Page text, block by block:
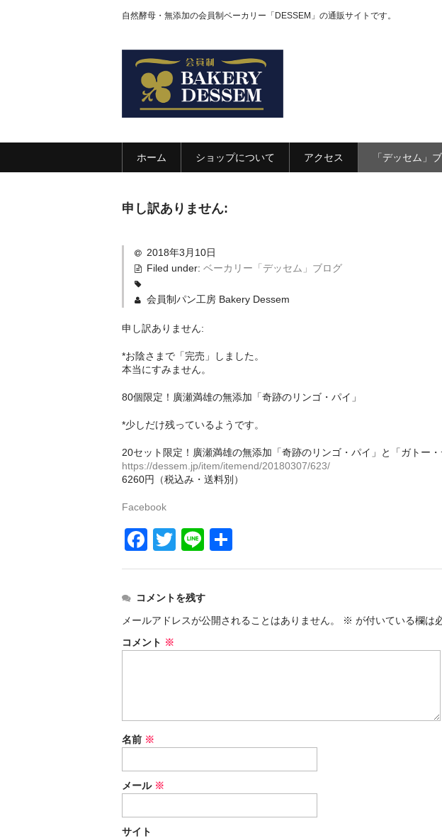
自然酵母・無添加の会員制ベーカリー「DESSEM」の通販サイトです。
ホーム ショップについて アクセス 「デッセム」
申し訳ありません:
2018年3月10日
Filed under: ベーカリー「デッセム」ブログ
会員制パン工房 Bakery Dessem
申し訳ありません:
*お陰さまで「完売」しました。
本当にすみません。
80個限定！廣瀬満雄の無添加「奇跡のリンゴ・パイ」
*少しだけ残っているようです。
20セット限定！廣瀬満雄の無添加「奇跡のリンゴ・パイ」と「ガ​トー
https://dessem.jp/item/itemend/20180307/623/
6260円（税込み・送料別）
Facebook
F
a
e
b
o
T
wi
er
Li
n
有
コメントを残す
メールアドレスが公開されることはありません。
※ が付いている欄は
コメント ※
名前 ※
メール ※
サイト